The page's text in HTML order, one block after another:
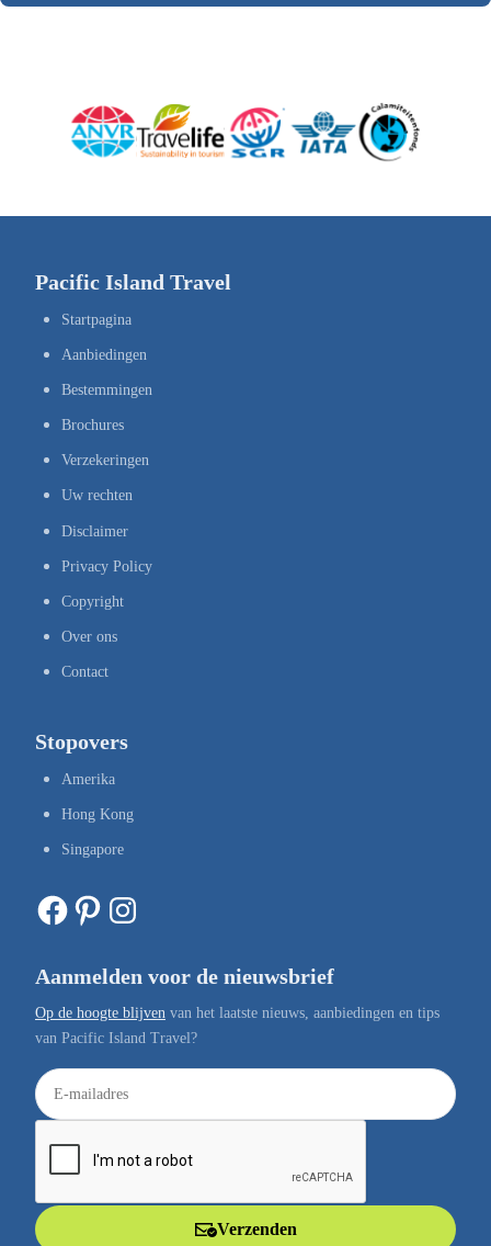
Pacific Island Travel
Startpagina
Aanbiedingen
Bestemmingen
Brochures
Verzekeringen
Uw rechten
Disclaimer
Privacy Policy
Copyright
Over ons
Contact
Stopovers
Amerika
Hong Kong
Singapore
Facebook Pinterest Instagram
Aanmelden voor de nieuwsbrief
Op de hoogte blijven van het laatste nieuws, aanbiedingen en tips
van Pacific Island Travel?
E
-
a
Verzenden